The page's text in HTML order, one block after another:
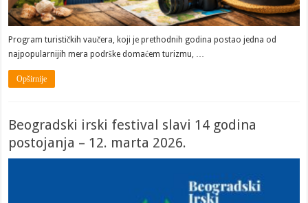
Program turističkih vaučera, koji je prethodnih godina postao jedna od
najpopularnijih mera podrške domaćem turizmu, …
Opširnije
Beogradski irski festival slavi 14 godina
postojanja – 12. marta 2026.